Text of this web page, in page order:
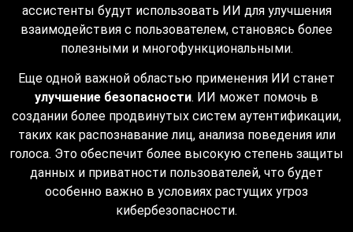
ассистенты будут использовать ИИ для улучшения
взаимодействия с пользователем, становясь более
полезными и многофункциональными.
Еще одной важной областью применения ИИ станет
улучшение безопасности. ИИ может помочь в
создании более продвинутых систем аутентификации,
таких как распознавание лиц, анализа поведения или
голоса. Это обеспечит более высокую степень защиты
данных и приватности пользователей, что будет
особенно важно в условиях растущих угроз
кибербезопасности.